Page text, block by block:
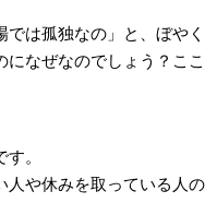
は孤独なの」と、ぼやく
なぜなのでしょう？こ
。
や休みを取っている人